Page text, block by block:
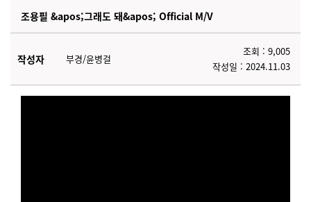
조용필 &apos;그래도 돼&apos; Official M/V
작성자 부경/윤병걸
조회 : 9,005
작성일 : 2024.11.03